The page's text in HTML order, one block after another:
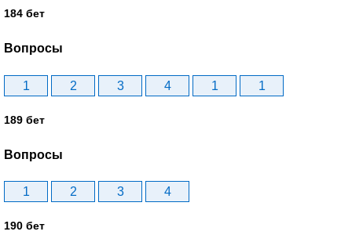
184 бет
Вопросы
1 2 3 4 1 1
189 бет
Вопросы
1 2 3 4
190 бет